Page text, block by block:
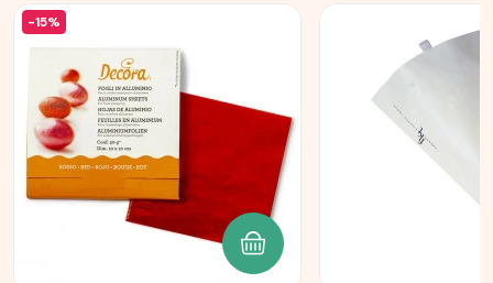
-15%
AJOUTER AU PANIER